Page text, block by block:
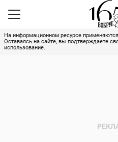
На информационном ресурсе
Оставаясь на сайте, вы подтверждаете
использование.